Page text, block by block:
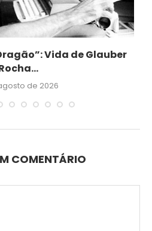
Vida de Glauber
de 2026
COMENTÁRIO